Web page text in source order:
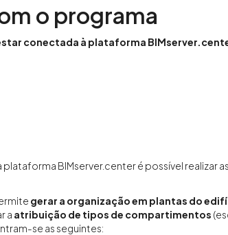
o programa
conectada à plataforma
plataforma BIMserver.center é possível realizar as
gerar a organização em plantas do
a atribuição de tipos de compartimentos
se as seguintes: